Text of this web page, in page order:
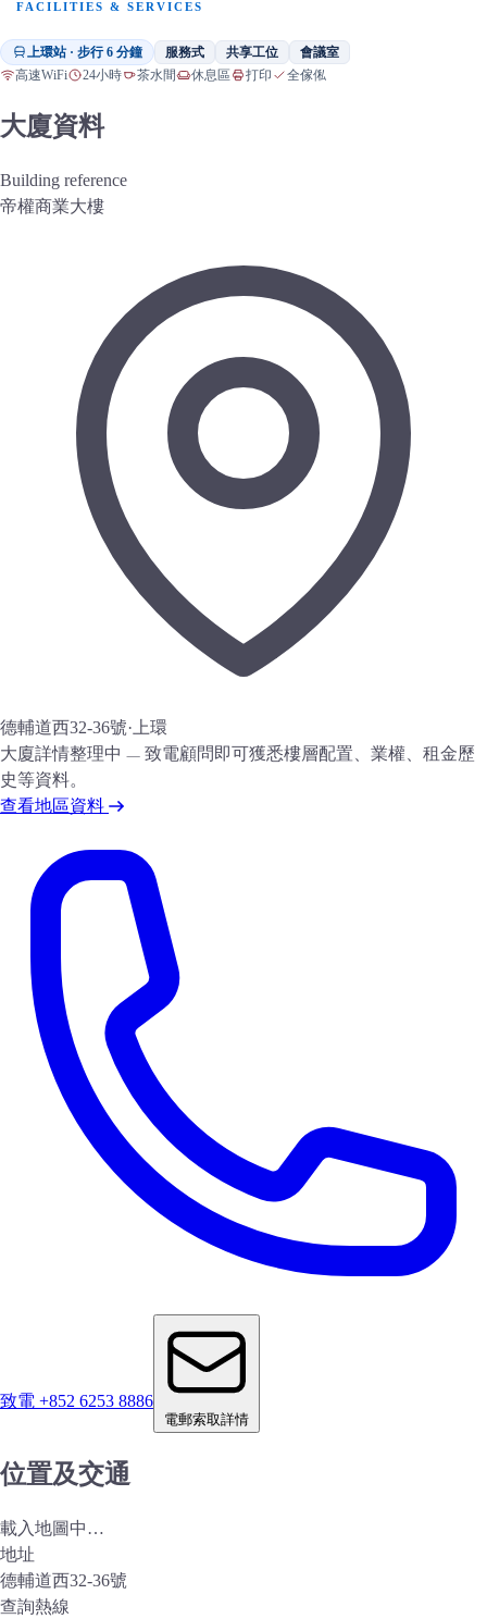
FACILITIES & SERVICES
上環站 · 步行 6 分鐘 服務式 共享工位 會議室
高速WiFi 24小時 茶水間 休息區 打印 全傢俬
大廈資料
Building reference
帝權商業大樓
德輔道西32-36號· 上環
大廈詳情整理中 — 致電顧問即可獲悉樓層配置、業權、租金歷
史等資料。
查看地區資料
致電 +852 6253 8886
電郵索取詳情
位置及交通
載入地圖中…
地址
德輔道西32-36號
查詢熱線